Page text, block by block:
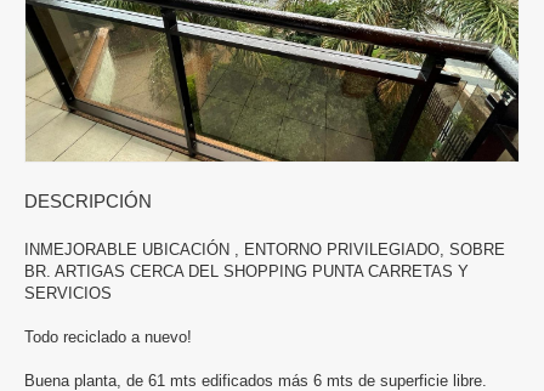
DESCRIPCIÓN
INMEJORABLE UBICACIÓN , ENTORNO PRIVILEGIADO, SOBRE
BR. ARTIGAS CERCA DEL SHOPPING PUNTA CARRETAS Y
SERVICIOS
Todo reciclado a nuevo!
Buena planta, de 61 mts edificados más 6 mts de superficie libre.